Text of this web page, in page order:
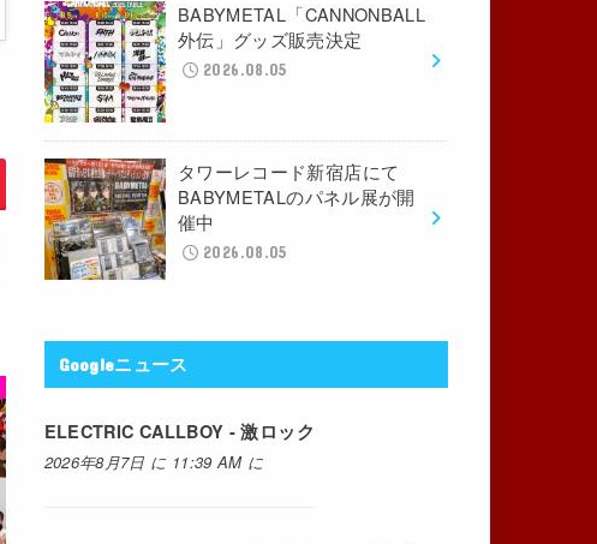
BABYMETAL「CANNONBALL
外伝」グッズ販売決定
2026.08.05
タワーレコード新宿店にて
BABYMETALのパネル展が開
催中
2026.08.05
Googleニュース
ELECTRIC CALLBOY - 激ロック
2026年8月7日 に 11:39 AM に